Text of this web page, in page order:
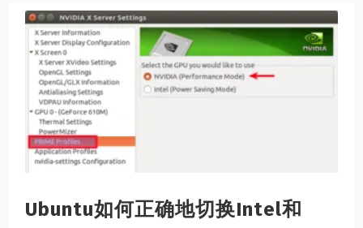
Ubuntu如何正确地切换Intel和